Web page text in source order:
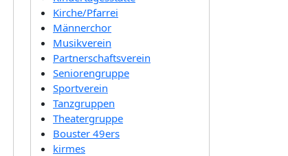
Kirche/Pfarrei
Männerchor
Musikverein
Partnerschaftsverein
Seniorengruppe
Sportverein
Tanzgruppen
Theatergruppe
Bouster 49ers
kirmes